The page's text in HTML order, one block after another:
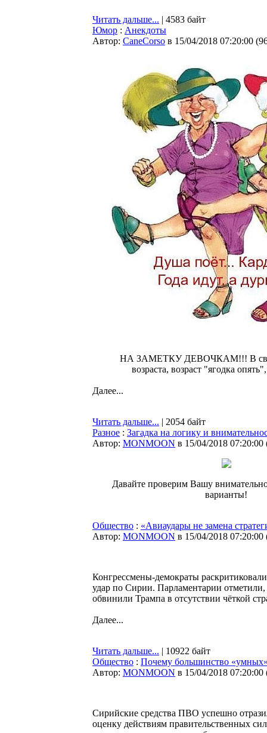
Читать дальше... | 4583 байт
Юмор : Анекдоты
Автор: CaneCorso в 15/04/2018 07:20:00 (
НА ЗАМЕТКУ ДЕВОЧКАМ!!! В
возраста, возраст "ягодка
Далее...
Читать дальше... | 2054 байт
Разное : Загадка на логику и
Автор: MONMOON в 15/04/2018 07:20:00
Давайте проверим Вашу
варианты!
Общество : «Авиаудары не замена
Автор: MONMOON в 15/04/2018 07:20:00
Конгрессмены-демократы
удар по Сирии. Парламентарии отметили,
обвинили Трампа в отсутствии чёткой
Далее...
Читать дальше... | 10922 байт
Общество : Почему большинство
Автор: MONMOON в 15/04/2018 07:20:00
Сирийские средства ПВО успешно
оценку действиям правительственных